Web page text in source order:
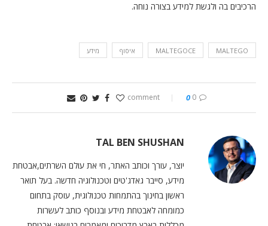
הרכיבים בה ולגשת למידע בצורה נוחה.
MALTEGO
MALTEGOCE איסוף מידע
0 comment
0
TAL BEN SHUSHAN
יוצר, עורך וכותב האתר, חי את עולם השרתים,אבטחת
מידע, סייבר גאדג'טים וטכנולוגיה חדשה. בעל תואר
ראשון בחינוך בהתמחות טכנולוגית, עוסק בתחום
כמומחה לאבטחת מידע ובנוסף כותב לעשרות